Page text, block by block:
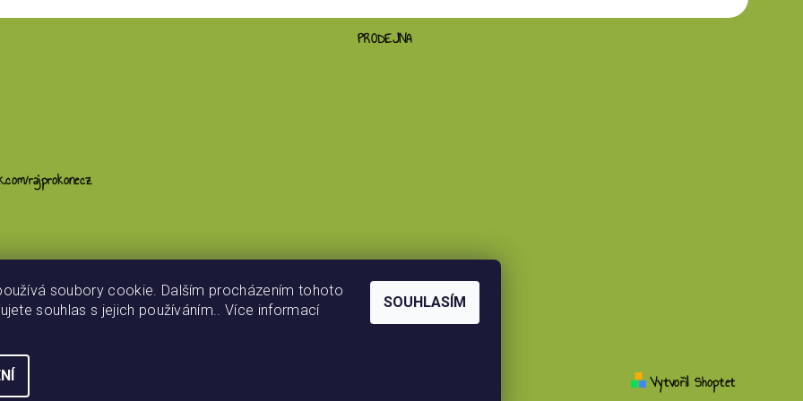
rajprokonecz
PRODEJNA
Vytvořil Shoptet
soubory cookie. Dalším procházením tohoto
souhlas s jejich používáním.. Více informací
SOUHLASÍM